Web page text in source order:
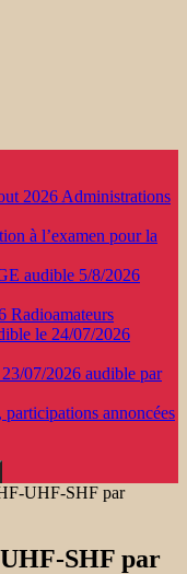
2026 Administrations
à l’examen pour la
audible 5/8/2026
Radioamateurs
le 24/07/2026
07/2026 audible par
annoncées
UHF-SHF par
SHF par